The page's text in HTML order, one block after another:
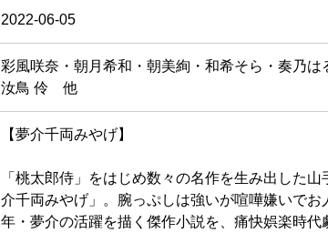
2022-06-05
彩風咲奈・朝月希和・朝美絢・和希そら・奏乃は
汝鳥 伶 他
【夢介千両みやげ】
「桃太郎侍」をはじめ数々の名作を生み出した
介千両みやげ」。腕っぷしは強いが喧嘩嫌いで
年・夢介の活躍を描く傑作小説を、痛快娯楽時代